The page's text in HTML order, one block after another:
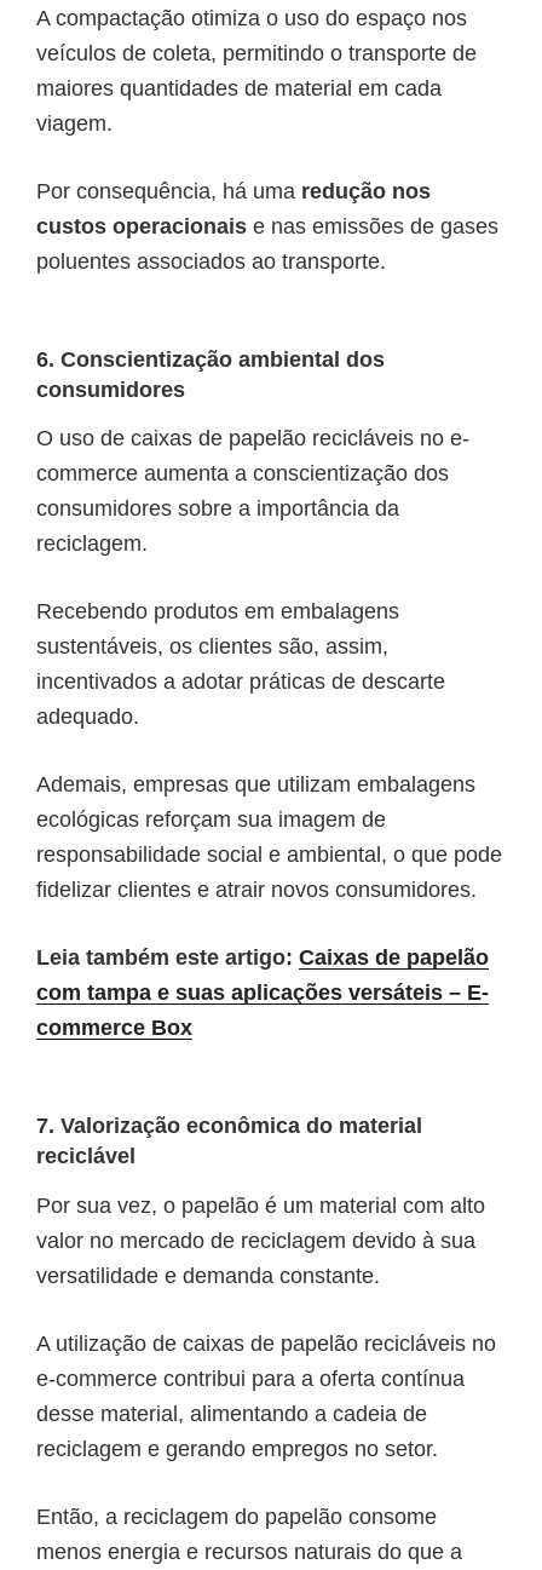
A compactação otimiza o uso do espaço nos
veículos de coleta, permitindo o transporte de
maiores quantidades de material em cada
viagem.
Por consequência, há uma redução nos
custos operacionais e nas emissões de gases
poluentes associados ao transporte.
6. Conscientização ambiental dos
consumidores
O uso de caixas de papelão recicláveis no e-
commerce aumenta a conscientização dos
consumidores sobre a importância da
reciclagem.
Recebendo produtos em embalagens
sustentáveis, os clientes são, assim,
incentivados a adotar práticas de descarte
adequado.
Ademais, empresas que utilizam embalagens
ecológicas reforçam sua imagem de
responsabilidade social e ambiental, o que pode
fidelizar clientes e atrair novos consumidores.
Leia também este artigo: Caixas de papelão
com tampa e suas aplicações versáteis – E-
commerce Box
7. Valorização econômica do material
reciclável
Por sua vez, o papelão é um material com alto
valor no mercado de reciclagem devido à sua
versatilidade e demanda constante.
A utilização de caixas de papelão recicláveis no
e-commerce contribui para a oferta contínua
desse material, alimentando a cadeia de
reciclagem e gerando empregos no setor.
Então, a reciclagem do papelão consome
menos energia e recursos naturais do que a